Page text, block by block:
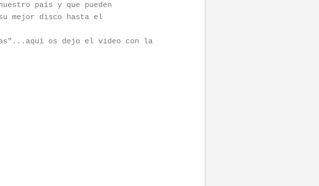
país y que pueden
mejor disco hasta el
os dejo el video con la